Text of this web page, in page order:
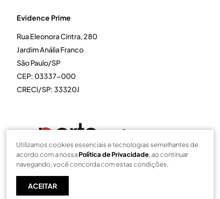
Evidence Prime
Rua Eleonora Cintra, 280
Jardim Anália Franco
São Paulo/SP
CEP: 03337-000
CRECI/SP: 33320J
Utilizamos cookies essenciais e tecnologias semelhantes de
acordo com a nossaPolítica de Privacidade, ao continuar
navegando, você concorda com estas condições.
ACEITAR